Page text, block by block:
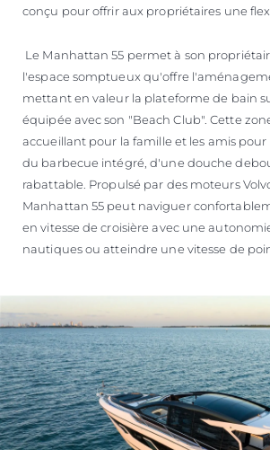
conçu pour offrir aux propriétaires une
Le Manhattan 55 permet à son
l'espace somptueux qu'offre
mettant en valeur la plateforme de bain
équipée avec son "Beach Club". Cette
accueillant pour la famille et les amis
du barbecue intégré, d'une douche
rabattable. Propulsé par des moteurs
Manhattan 55 peut naviguer
en vitesse de croisière avec une
nautiques ou atteindre une vitesse de